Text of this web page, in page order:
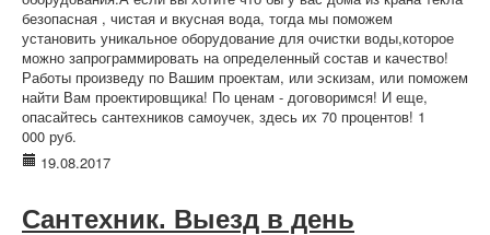
безопасная , чистая и вкусная вода, тогда мы поможем
установить уникальное оборудование для очистки воды,которое
можно запрограммировать на определенный состав и качество!
Работы произведу по Вашим проектам, или эскизам, или поможем
найти Вам проектировщика! По ценам - договоримся! И еще,
опасайтесь сантехников самоучек, здесь их 70 процентов! 1
000 руб.
19.08.2017
Сантехник. Выезд в день